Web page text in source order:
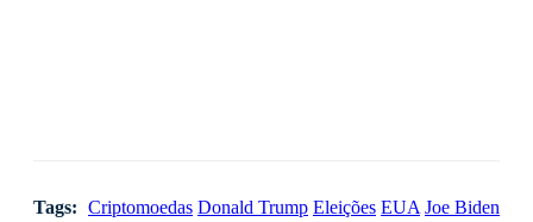
Tags: Criptomoedas Donald Trump Eleições EUA Joe Biden